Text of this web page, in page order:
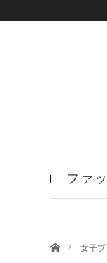
ファ
ホーム女子プ